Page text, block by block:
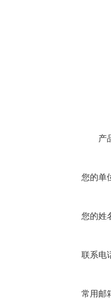
产
您的单
您的姓
联系电
常用邮